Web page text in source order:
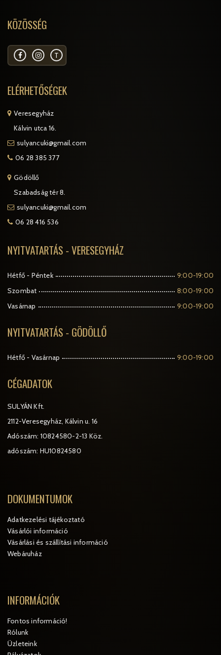
KÖZÖSSÉG
T
ELÉRHETŐSÉGEK
Veresegyház
Kálvin utca 16.
sulyancuki@gmail.com
06 28 385 377
Gödöllő
Szabadság tér 8.
sulyancuki@gmail.com
06 28 416 536
NYITVATARTÁS - VERESEGYHÁZ
Hétfő - Péntek
9:00-19:00
Szombat
8:00-19:00
Vasárnap
9:00-19:00
NYITVATARTÁS - GÖDÖLLŐ
Hétfő - Vasárnap 9:00-19:00
CÉGADATOK
SULYÁN Kft.
2112-Veresegyház, Kálvin u. 16
Adószám: 10824580-2-13 Köz.
adószám: HU10824580
DOKUMENTUMOK
Adatkezelési tájékoztató
Vásárlói információ
Vásárlási és szállítási információ
Webáruház
INFORMÁCIÓK
Fontos információ!
Rólunk
Üzleteink